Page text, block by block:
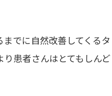
でに自然改善してくるタ
患者さんはとてもしんど